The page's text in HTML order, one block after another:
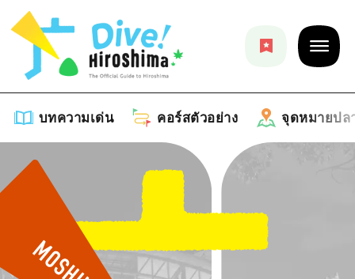
บทความเด่น คอร์สตัวอย่าง จุดหมายปล
บทความเด่น
รายการ
คำแนะนำ
คอร์สตัวอย่าง
รายการ
จุดหมายปลายทาง